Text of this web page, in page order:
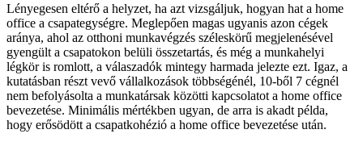
Lényegesen eltérő a helyzet, ha azt vizsgáljuk, hogyan hat a home
office a csapategységre. Meglepően magas ugyanis azon cégek
aránya, ahol az otthoni munkavégzés széleskörű megjelenésével
gyengült a csapatokon belüli összetartás, és még a munkahelyi
légkör is romlott, a válaszadók mintegy harmada jelezte ezt. Igaz, a
kutatásban részt vevő vállalkozások többségénél, 10-ből 7 cégnél
nem befolyásolta a munkatársak közötti kapcsolatot a home office
bevezetése. Minimális mértékben ugyan, de arra is akadt példa,
hogy erősödött a csapatkohézió a home office bevezetése után.